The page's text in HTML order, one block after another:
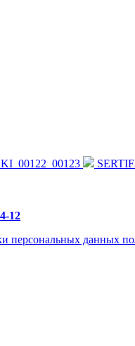
12
данных